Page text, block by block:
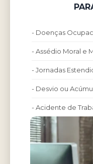
- Doenças
- Assédio Moral e
- Jornadas
- Desvio ou
- Acidente de